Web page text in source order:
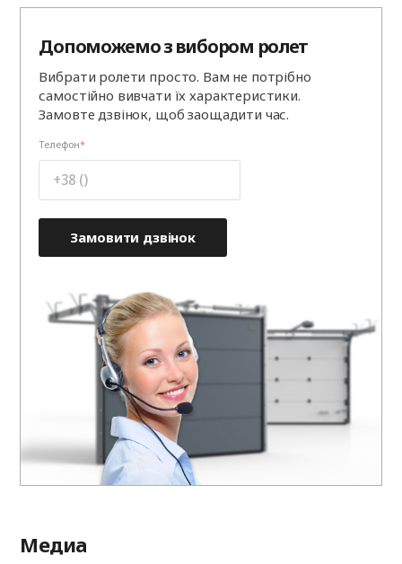
Допоможемо з вибором ролет
Вибрати ролети просто. Вам не потрібно
самостійно вивчати їх характеристики.
Замовте дзвінок, щоб заощадити час.
Телефон
Замовити дзвінок
Медиа